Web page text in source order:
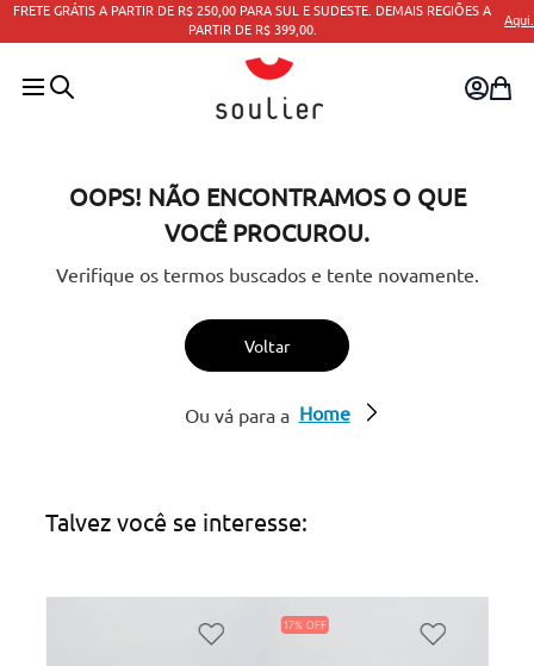
FRETE GRÁTIS A PARTIR DE R$ 250,00 PARA SUL E SUDESTE. DEMAIS REGIÕES A
PARTIR DE R$ 399,00.
Aqui.
OOPS! NÃO ENCONTRAMOS O QUE
VOCÊ PROCUROU.
Verifique os termos buscados e tente novamente.
Voltar
Ou vá para a Home
Talvez você se interesse:
17%